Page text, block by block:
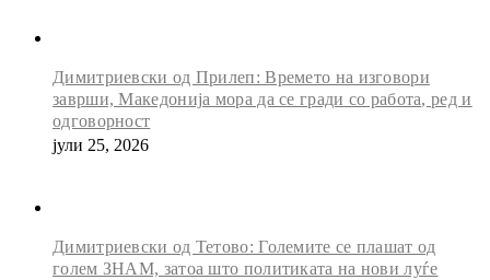
Димитриевски од Прилеп: Времето на изговори
заврши, Македонија мора да се гради со работа, ред и
одговорност
јули 25, 2026
Димитриевски од Тетово: Големите се плашат од
голем ЗНАМ, затоа што политиката на нови луѓе